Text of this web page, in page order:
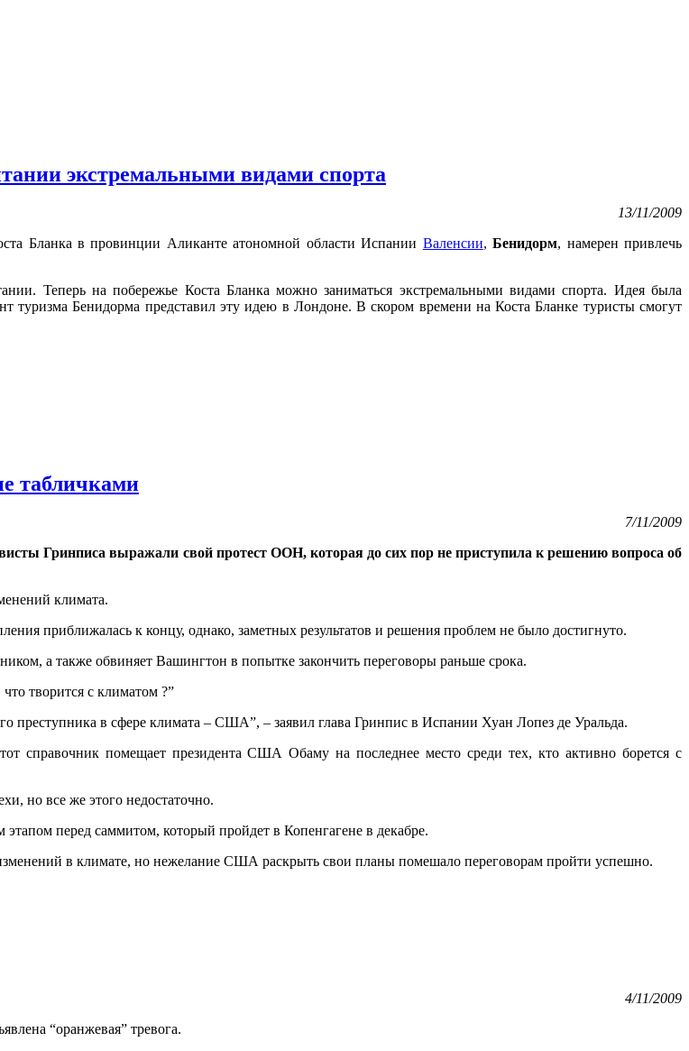
экстремальными видами спорта
13/11/2009
Бланка в провинции Аликанте атономной области Испании Валенсии,Бенидорм, намерен привлечь
Теперь на побережье Коста Бланка можно заниматься экстремальными видами спорта. Идея была
Бенидорма представил эту идею в Лондоне. В скором времени на Коста Бланке туристы смогут
табличками
7/11/2009
Гринписа выражали свой протест ООН, которая до сих пор не приступила к решению вопроса об
климата.
приближалась к концу, однако, заметных результатов и решения проблем не было достигнуто.
а также обвиняет Вашингтон в попытке закончить переговоры раньше срока.
творится с климатом ?”
преступника в сфере климата – США”, – заявил глава Гринпис в Испании Хуан Лопез де Уральда.
справочник помещает президента США Обаму на последнее место среди тех, кто активно борется с
но все же этого недостаточно.
перед саммитом, который пройдет в Копенгагене в декабре.
в климате, но нежелание США раскрыть свои планы помешало переговорам пройти успешно.
4/11/2009
“оранжевая” тревога.